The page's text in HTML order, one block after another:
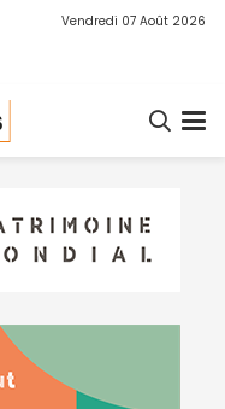
Vendredi 07 Août 2026